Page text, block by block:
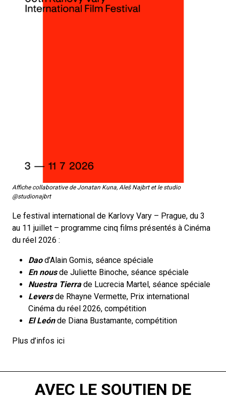
Affiche collaborative de Jonatan Kuna, Aleš Najbrt et le studio
@studionajbrt
Le festival international de Karlovy Vary – Prague, du 3
au 11 juillet – programme cinq films présentés à Cinéma
du réel 2026 :
Daod’Alain Gomis, séance spéciale
En nousde Juliette Binoche, séance spéciale
Nuestra Tierrade Lucrecia Martel, séance spéciale
Leversde Rhayne Vermette, Prix international
Cinéma du réel 2026, compétition
El León de Diana Bustamante, compétition
Plus d’infos ici
AVEC LE SOUTIEN DE